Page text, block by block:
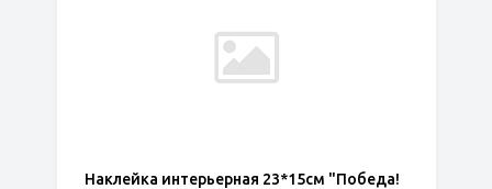
Наклейка интерьерная 23*15см "Победа!